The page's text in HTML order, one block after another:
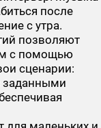
после
с утра.
позволяют
с помощью
сценарии:
заданными